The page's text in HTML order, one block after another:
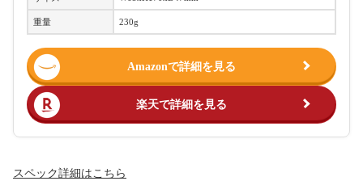
重量 230g
Amazonで詳細を見る
楽天で詳細を見る
スペック詳細はこちら